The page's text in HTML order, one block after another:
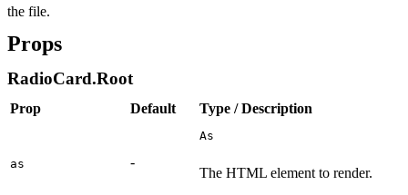
the file.
Props
RadioCard.Root
Prop Default Type / Description
as -
As
The HTML element to render.